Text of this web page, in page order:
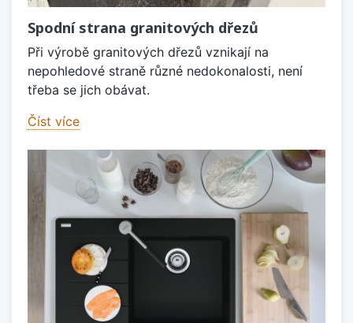
Spodní strana granitových dřezů
Při výrobě granitových dřezů vznikají na
nepohledové straně různé nedokonalosti, není
třeba se jich obávat.
Číst více